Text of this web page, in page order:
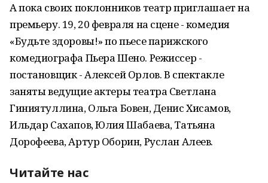
А пока своих поклонников театр приглашает на
премьеру. 19, 20 февраля на сцене - комедия
«Будьте здоровы!» по пьесе парижского
комедиографа Пьера Шено. Режиссер -
постановщик - Алексей Орлов. В спектакле
заняты ведущие актеры театра Светлана
Гиниятуллина, Ольга Бовен, Денис Хисамов,
Ильдар Сахапов, Юлия Шабаева, Татьяна
Дорофеева, Артур Оборин, Руслан Алеев.
Читайте нас